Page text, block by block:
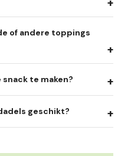
of andere toppings
te maken?
geschikt?